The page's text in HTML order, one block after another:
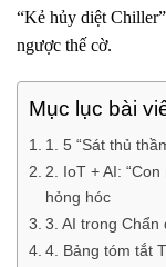
“Kẻ hủy diệt
ngược thế cờ.
Mục lục bài
1. 5 “Sát thủ
2. IoT + AI:
hỏng hóc
3. AI trong
4. Bảng tóm tắt